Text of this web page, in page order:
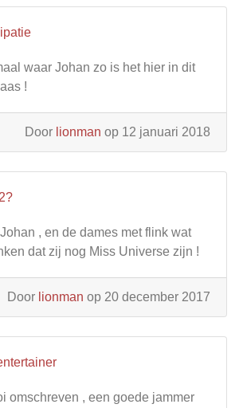
waar Johan zo is het hier in dit
!
Door lionman op 12 januari 2018
, en de dames met flink wat
dat zij nog Miss Universe zijn !
Door lionman op 20 december 2017
omschreven , een goede jammer